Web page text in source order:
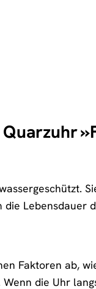
Lebensdauer
Faktoren ab,
die Uhr